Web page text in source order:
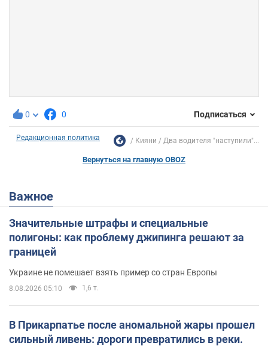
0 0 Подписаться
Редакционная политика Кияни Два водителя "наступили"...
Вернуться на главную OBOZ
Важное
Значительные штрафы и специальные
полигоны: как проблему джипинга решают за
границей
Украине не помешает взять пример со стран Европы
8.08.2026 05:10 1,6 т.
В Прикарпатье после аномальной жары прошел
сильный ливень: дороги превратились в реки.